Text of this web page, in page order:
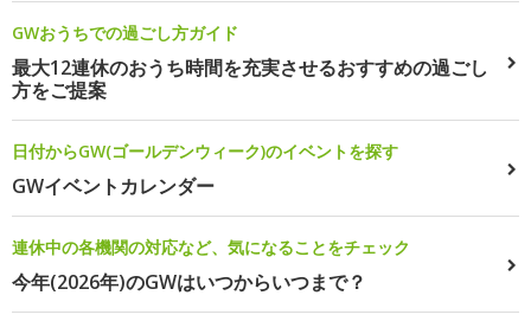
GWおうちでの過ごし方ガイド
最大12連休のおうち時間を充実させるおすすめの過ごし
方をご提案
日付からGW(ゴールデンウィーク)のイベントを探す
GWイベントカレンダー
連休中の各機関の対応など、気になることをチェック
今年(2026年)のGWはいつからいつまで？